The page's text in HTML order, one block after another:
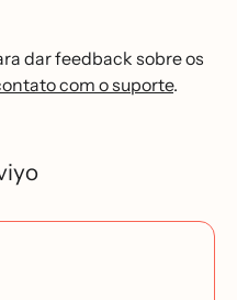
dar feedback sobre os
com o suporte.